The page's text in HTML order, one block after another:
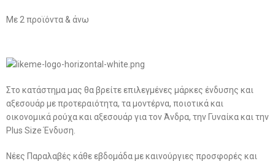
Με 2 προϊόντα & άνω
Στο κατάστημα μας θα βρείτε επιλεγμένες μάρκες ένδυσης και
αξεσουάρ με προτεραιότητα, τα μοντέρνα, ποιοτικά και
οικονομικά ρούχα και αξεσουάρ για τον Άνδρα, την Γυναίκα και την
Plus Size Ένδυση.
Νέες Παραλαβές κάθε εβδομάδα με καινούργιες προσφορές και